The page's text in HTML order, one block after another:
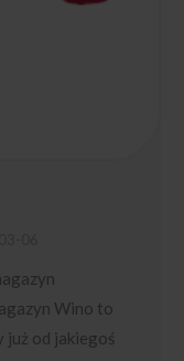
Wino to
już od jakiegoś